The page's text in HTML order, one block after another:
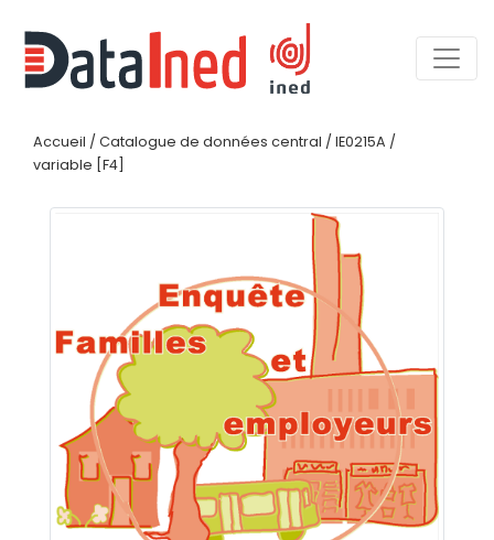
Accueil / Catalogue de données central / IE0215A /
variable [F4]